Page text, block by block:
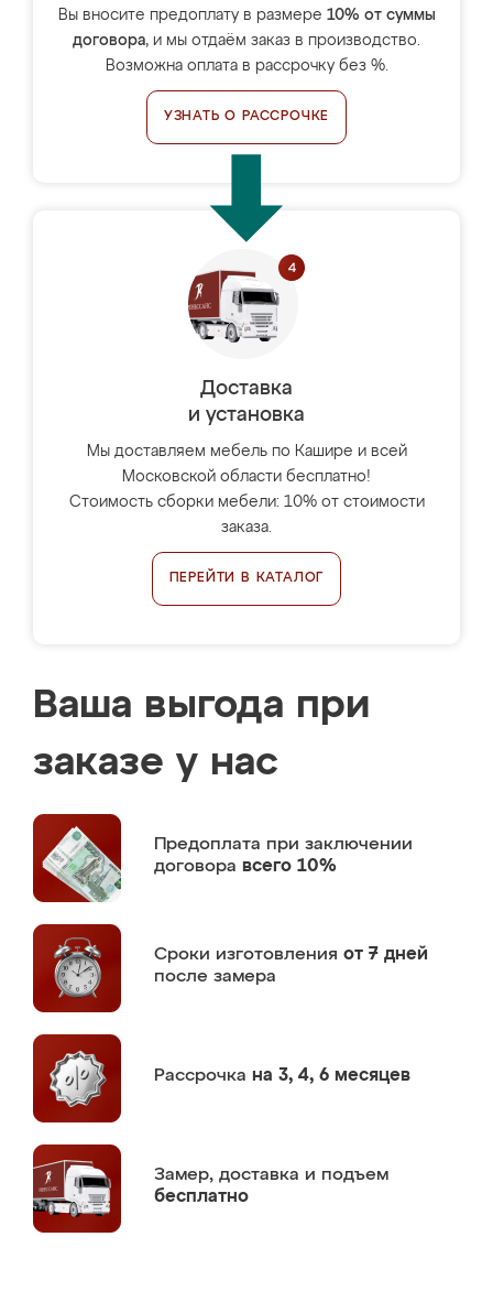
Вы вносите предоплату в размере 10% от суммы
договора, и мы отдаём заказ в производство.
Возможна оплата в рассрочку без %.
УЗНАТЬ О РАССРОЧКЕ
Доставка
и установка
Мы доставляем мебель по Кашире и всей
Московской области бесплатно!
Стоимость сборки мебели: 10% от стоимости
заказа.
ПЕРЕЙТИ В КАТАЛОГ
Ваша выгода при
заказе у нас
Предоплата при заключении
договора всего 10%
Сроки изготовления от 7 дней
после замера
Рассрочка на 3, 4, 6 месяцев
Замер, доставка и подъем
бесплатно